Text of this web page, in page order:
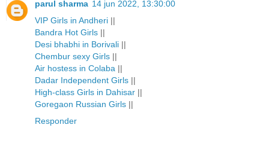
parul sharma 14 jun 2022, 13:30:00
VIP Girls in Andheri ||
Bandra Hot Girls ||
Desi bhabhi in Borivali ||
Chembur sexy Girls ||
Air hostess in Colaba ||
Dadar Independent Girls ||
High-class Girls in Dahisar ||
Goregaon Russian Girls ||
Responder